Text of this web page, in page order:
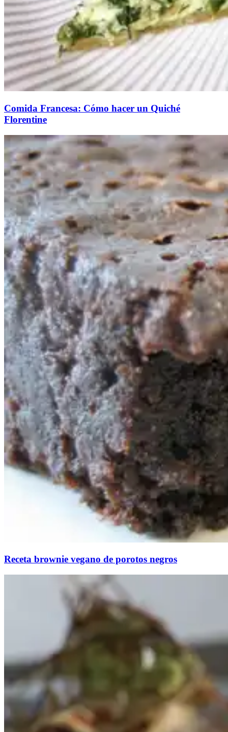
Comida Francesa: Cómo hacer un Quiché
Florentine
Receta brownie vegano de porotos negros